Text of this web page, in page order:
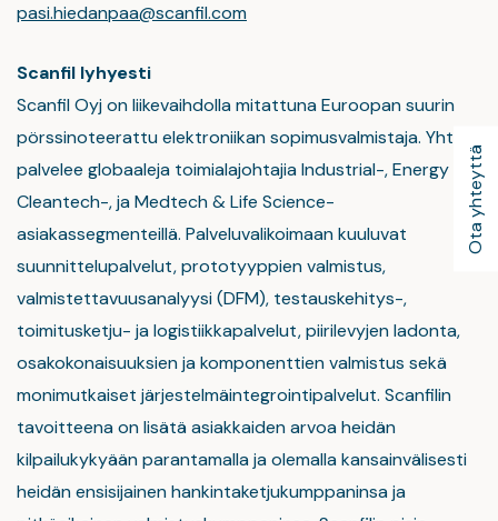
Ota yhteyttä
pasi.hiedanpaa@scanfil.com
Scanfil lyhyesti
Scanfil Oyj on liikevaihdolla mitattuna Euroopan suurin
pörssinoteerattu elektroniikan sopimusvalmistaja. Yhtiö
palvelee globaaleja toimialajohtajia Industrial-, Energy &
Cleantech-, ja Medtech & Life Science-
asiakassegmenteillä. Palveluvalikoimaan kuuluvat
suunnittelupalvelut, prototyyppien valmistus,
valmistettavuusanalyysi (DFM), testauskehitys-,
toimitusketju- ja logistiikkapalvelut, piirilevyjen ladonta,
osakokonaisuuksien ja komponenttien valmistus sekä
monimutkaiset järjestelmäintegrointipalvelut. Scanfilin
tavoitteena on lisätä asiakkaiden arvoa heidän
kilpailukykyään parantamalla ja olemalla kansainvälisesti
heidän ensisijainen hankintaketjukumppaninsa ja